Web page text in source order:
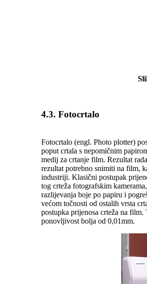
4.3. Fotocrtalo
Fotocrtalo (engl. Photo plotter)
poput crtala s nepomičnim
medij za crtanje film. Rezultat
rezultat potrebno snimiti na film,
industriji. Klasični postupak
tog crteža fotografskim
razlijevanja boje po papiru i
većom točnosti od ostalih vrsta
postupka prijenosa crteža na
ponovljivost bolja od 0,01mm.